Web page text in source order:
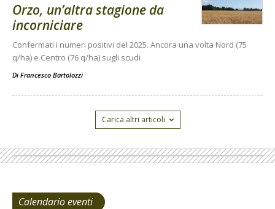
Orzo, un’altra stagione da
incorniciare
Confermati i numeri positivi del 2025. Ancora una volta Nord (75
q/ha) e Centro (76 q/ha) sugli scudi
Di Francesco Bartolozzi
Carica altri articoli
Calendario eventi